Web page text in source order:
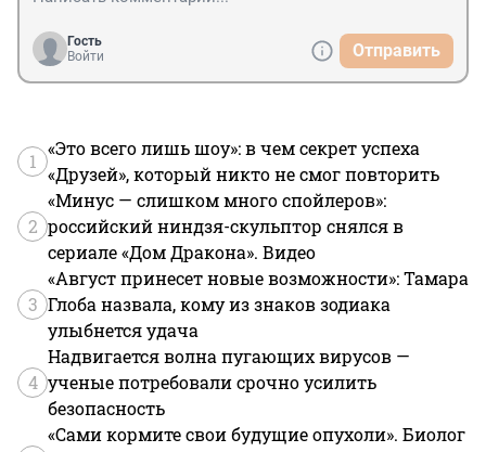
Гость
Войти
Отправить
1
«Это всего лишь шоу»: в чем секрет успеха
«Друзей», который никто не смог повторить
2
«Минус — слишком много спойлеров»:
российский ниндзя-скульптор снялся в
сериале «Дом Дракона». Видео
3
«Август принесет новые возможности»: Тамара
Глоба назвала, кому из знаков зодиака
улыбнется удача
4
Надвигается волна пугающих вирусов —
ученые потребовали срочно усилить
безопасность
«Сами кормите свои будущие опухоли». Биолог